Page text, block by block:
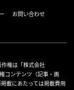
お問い合わせ
権は「株式会社
コンテンツ（記事・画
載にあたっては掲載費用